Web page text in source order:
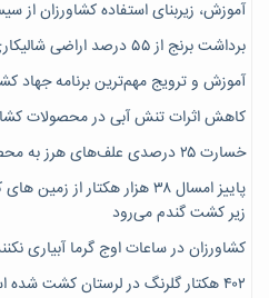
آموزش، زیربنای استفاده کشاورزان از
برداشت برنج از ۵۵ درصد اراضی شالیکاری گیلان
آموزش و ترویج مهم‌ترین برنامه جهاد
کاهش اثرات تنش آبی در محصولات
خسارت ۲۵ درصدی علف‌های هرز به محصولات کشاورزی
پاییز امسال ۳۸ هزار هکتار
زیر کشت گندم می‌رود
کشاورزان در ساعات اوج گرما آبیاری
۴۰۲ هکتار گلرنگ در لرستان کشت شده است